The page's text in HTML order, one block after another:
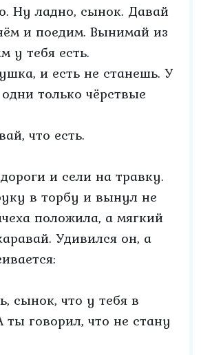
Ну ладно, сынок. Давай
и поедим. Вынимай из
у тебя есть.
и есть не станешь. У
только чёрствые
что есть.
и сели на травку.
в торбу и вынул не
положила, а мягкий
Удивился он, а
сынок, что у тебя в
ты говорил, что не стану